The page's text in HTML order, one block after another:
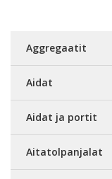
Aggregaatit
Aidat
Aidat ja portit
Aitatolpanjalat